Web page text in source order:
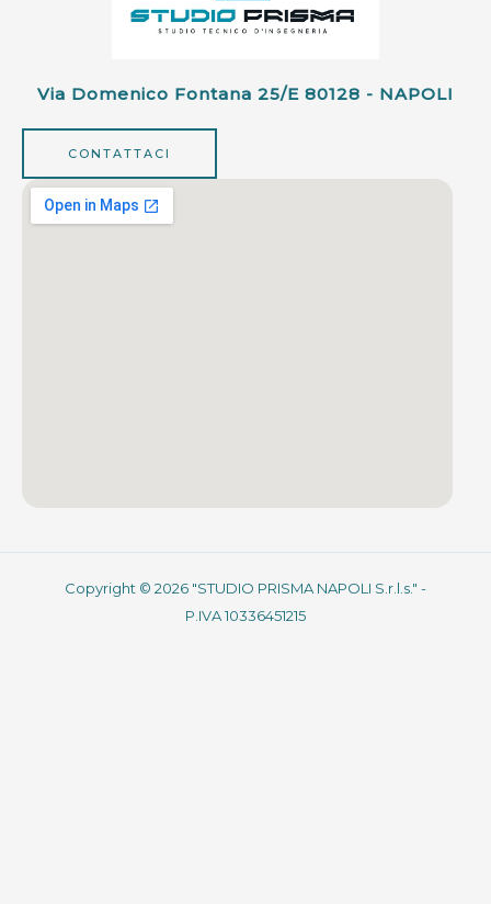
Via Domenico Fontana 25/e 80128 - NAPOLI
CONTATTACI
Copyright © 2026 "STUDIO PRISMA NAPOLI S.r.l.s." -
P.IVA 10336451215